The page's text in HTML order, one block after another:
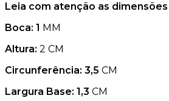
Leia com atenção as
Boca: 1 MM
Altura: 2 CM
Circunferência: 3,5 CM
Largura Base: 1,3 CM